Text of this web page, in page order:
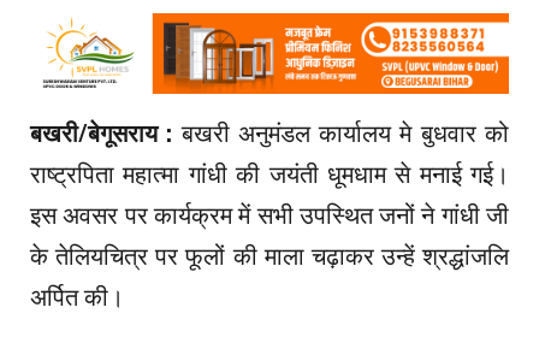
बखरी/बेगूसराय : बखरी अनुमंडल कार्यालय मे बुधवार को
राष्ट्रपिता महात्मा गांधी की जयंती धूमधाम से मनाई गई।
इस अवसर पर कार्यक्रम में सभी उपस्थित जनों ने गांधी जी
के तेलियचित्र पर फूलों की माला चढ़ाकर उन्हें श्रद्धांजलि
अर्पित की।